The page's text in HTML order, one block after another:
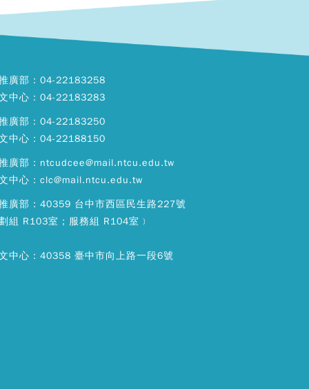
廣部：04-22183258
中心：04-22183283
廣部：04-22183250
中心：04-22188150
廣部：ntcudcee@mail.ntcu.edu.tw
中心：clc@mail.ntcu.edu.tw
廣部：40359 台中市西區民生路227號
組 R103室；服務組 R104室﹞
中心：40358 臺中市向上路一段6號